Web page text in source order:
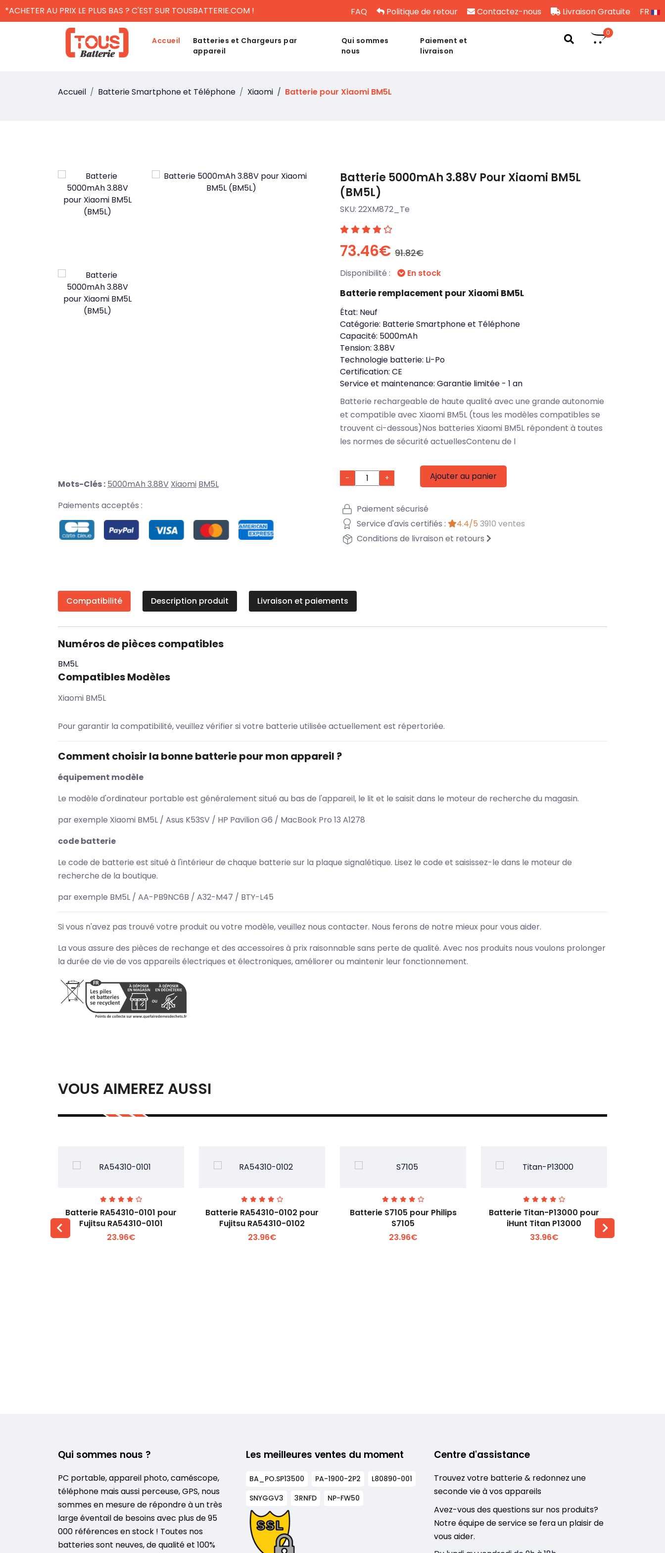
*ACHETER AU PRIX LE PLUS BAS ? C'EST SUR TOUSBATTERIE.COM ! FAQ Politique de retour Contactez-nous Livraison Gratuite FR
Accueil
Batteries et Chargeurs par
appareil
Qui sommes
nous
Paiement et
livraison
0
Accueil Batterie Smartphone et Téléphone Xiaomi Batterie pour Xiaomi BM5L
Mots-Clés : 5000mAh 3.88V Xiaomi BM5L
Paiements acceptés :
Batterie 5000mAh 3.88V Pour Xiaomi BM5L
(BM5L)
SKU: 22XM872_Te
73.46€ 91.82€
Disponibilité : En stock
Batterie remplacement pour Xiaomi BM5L
État: Neuf
Catégorie: Batterie Smartphone et Téléphone
Capacité: 5000mAh
Tension: 3.88V
Technologie batterie: Li-Po
Certification: CE
Service et maintenance: Garantie limitée - 1 an
Batterie rechargeable de haute qualité avec une grande autonomie
et compatible avec Xiaomi BM5L (tous les modèles compatibles se
trouvent ci-dessous)Nos batteries Xiaomi BM5L répondent à toutes
les normes de sécurité actuellesContenu de l
- + Ajouter au panier
Paiement sécurisé
Service d'avis certifiés :
4.4/5 3910 ventes
Conditions de livraison et retours
Compatibilité Description produit Livraison et paiements
Numéros de pièces compatibles
BM5L
Compatibles Modèles
Xiaomi BM5L
Pour garantir la compatibilité, veuillez vérifier si votre batterie utilisée actuellement est répertoriée.
Comment choisir la bonne batterie pour mon appareil ?
équipement modèle
Le modèle d'ordinateur portable est généralement situé au bas de l'appareil, le lit et le saisit dans le moteur de recherche du magasin.
par exemple Xiaomi BM5L / Asus K53SV / HP Pavilion G6 / MacBook Pro 13 A1278
code batterie
Le code de batterie est situé à l'intérieur de chaque batterie sur la plaque signalétique. Lisez le code et saisissez-le dans le moteur de
recherche de la boutique.
par exemple BM5L / AA-PB9NC6B / A32-M47 / BTY-L45
Si vous n'avez pas trouvé votre produit ou votre modèle, veuillez nous contacter. Nous ferons de notre mieux pour vous aider.
La vous assure des pièces de rechange et des accessoires à prix raisonnable sans perte de qualité. Avec nos produits nous voulons prolonger
la durée de vie de vos appareils électriques et électroniques, améliorer ou maintenir leur fonctionnement.
VOUS AIMEREZ AUSSI
Voir plus +
Batterie RA54310-0101 pour
Fujitsu RA54310-0101
23.96€
Voir plus +
Batterie RA54310-0102 pour
Fujitsu RA54310-0102
23.96€
Voir plus +
Batterie S7105 pour Philips
S7105
23.96€
Voir plus +
Batterie Titan-P13000 pour
iHunt Titan P13000
33.96€
Qui sommes nous ?
PC portable, appareil photo, caméscope,
téléphone mais aussi perceuse, GPS, nous
sommes en mesure de répondre à un très
large éventail de besoins avec plus de 95
000 références en stock ! Toutes nos
batteries sont neuves, de qualité et 100%
Les meilleures ventes du moment
BA_PO.SP13500 PA-1900-2P2
L80890-001
SNYGGV3
3RNFD NP-FW50
Centre d'assistance
Trouvez votre batterie & redonnez une
seconde vie à vos appareils
Avez-vous des questions sur nos produits?
Notre équipe de service se fera un plaisir de
vous aider.